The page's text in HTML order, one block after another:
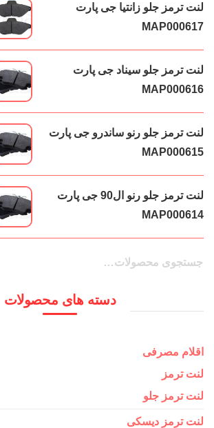
لنت ترمز جلو زانتیا جی پارت
MAP000617
لنت ترمز جلو سیناد جی پارت
MAP000616
لنت ترمز جلو رنو ساندرو جی پارت
MAP000615
لنت ترمز جلو رنو ال90 جی پارت
MAP000614
جستجو
جستجو
دسته های محصولات
اقلام مصرفی
لنت ترمز
لنت ترمز جلو
لنت ترمز دیسکی